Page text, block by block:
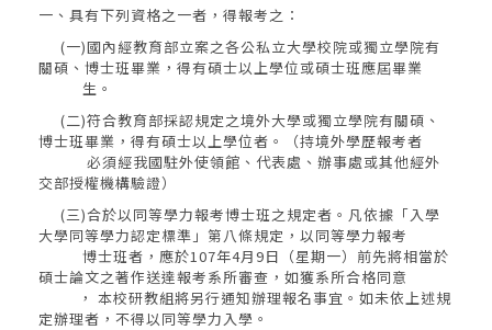
一、具有下列資格之一者，得報考之：
(一)國內經教育部立案之各公私立大學校院或獨立學院有
關碩、博士班畢業，得有碩士以上學位或碩士班應屆畢業
生。
(二)符合教育部採認規定之境外大學或獨立學院有關碩、
博士班畢業，得有碩士以上學位者。（持境外學歷報考者
必須經我國駐外使領館、代表處、辦事處或其他經外
交部授權機構驗證）
(三)合於以同等學力報考博士班之規定者。凡依據「入學
大學同等學力認定標準」第八條規定，以同等學力報考
博士班者，應於107年4月9日（星期一）前先將相當於
碩士論文之著作送達報考系所審查，如獲系所合格同意
， 本校研教組將另行通知辦理報名事宜。如未依上述規
定辦理者，不得以同等學力入學。